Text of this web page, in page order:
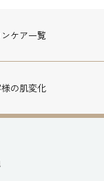
ケア一覧
の肌変化